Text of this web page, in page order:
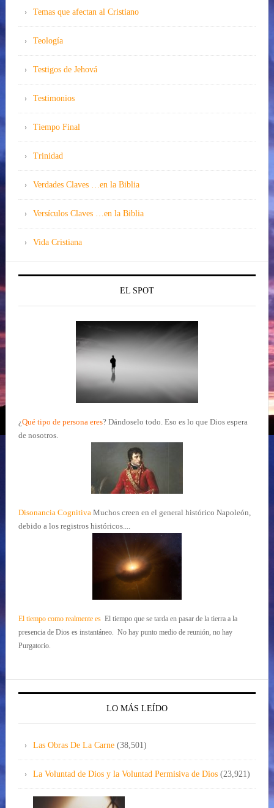
Temas que afectan al Cristiano
Teología
Testigos de Jehová
Testimonios
Tiempo Final
Trinidad
Verdades Claves …en la Biblia
Versículos Claves …en la Biblia
Vida Cristiana
EL SPOT
¿Qué tipo de persona eres? Dándoselo todo. Eso es lo que Dios espera
de nosotros.
Disonancia Cognitiva Muchos creen en el general histórico Napoleón,
debido a los registros históricos....
El tiempo como realmente esEl tiempo que se tarda en pasar de la tierra a la
presencia de Dios es instantáneo. No hay punto medio de reunión, no hay
Purgatorio.
LO MÁS LEÍDO
Las Obras De La Carne (38,501)
La Voluntad de Dios y la Voluntad Permisiva de Dios (23,921)